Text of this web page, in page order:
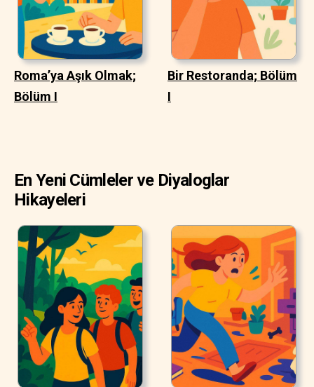
Roma’ya Aşık Olmak;
Bölüm I
Bir Restoranda; Bölüm
I
En Yeni Cümleler ve Diyaloglar
Hikayeleri